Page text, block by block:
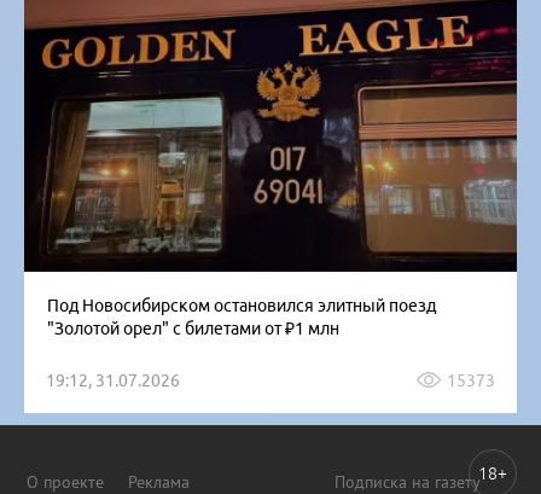
Под Новосибирском остановился элитный поезд
"Золотой орел" с билетами от ₽1 млн
19:12, 31.07.2026 15373
О проекте Реклама Подписка на газету18+